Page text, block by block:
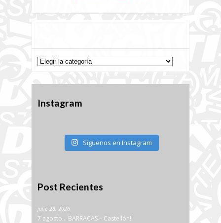
Categorías
Instagram
Síguenos en Instagram
Post Recientes
julio 28, 2026
7 agosto… BARRACAS – Castellón!!